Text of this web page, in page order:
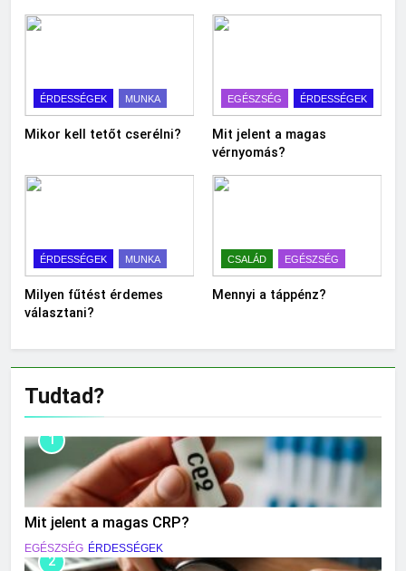
ÉRDESSÉGEK MUNKA
Mikor kell tetőt cserélni?
EGÉSZSÉG ÉRDESSÉGEK
Mit jelent a magas
vérnyomás?
ÉRDESSÉGEK MUNKA
Milyen fűtést érdemes
választani?
CSALÁD EGÉSZSÉG
Mennyi a táppénz?
Tudtad?
1
Mit jelent a magas CRP?
EGÉSZSÉG ÉRDESSÉGEK
2